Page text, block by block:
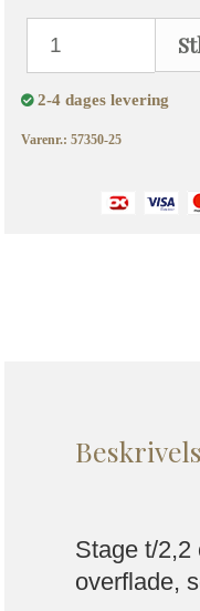
2-4 dages levering
Varenr.: 57350-25
Stage t/2,2
overflade,